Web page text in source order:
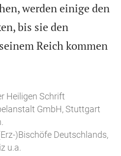
werden einige den
bis sie den
Reich kommen
Heiligen Schrift
GmbH, Stuttgart
)Bischöfe Deutschlands,
u.a.